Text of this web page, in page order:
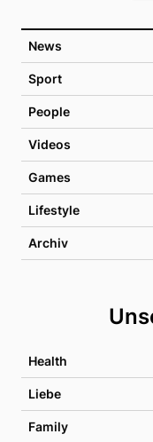
News
Sport
People
Videos
Games
Lifestyle
Archiv
Health
Liebe
Family